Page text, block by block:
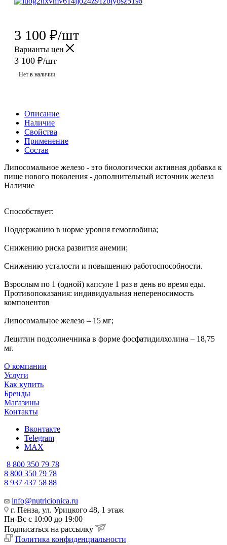
3 100 ₽/шт
Варианты цен
3 100 ₽/шт
Нет в наличии
Описание
Наличие
Свойства
Применение
Состав
Липосомальное железо - это биологически активная добавка к
пище нового поколения - дополнительный источник железа
Наличие
Cпособствует:
Поддержанию в норме уровня гемоглобина;
Снижению риска развития анемии;
Снижению усталости и повышению работоспособности.
Взрослым по 1 (одной) капсуле 1 раз в день во время еды.
Противопоказания: индивидуальная непереносимость
компонентов
Липосомальное железо – 15 мг;
Лецитин подсолнечника в форме фосфатидилхолина – 18,75
мг.
О компании
Услуги
Как купить
Бренды
Магазины
Контакты
Вконтакте
Telegram
MAX
8 800 350 79 78
8 800 350 79 78
8 937 437 58 88
info@nutricionica.ru
г. Пенза, ул. Урицкого 48, 1 этаж
Пн-Вс с 10:00 до 19:00
Подписаться на рассылку
Политика конфиденциальности